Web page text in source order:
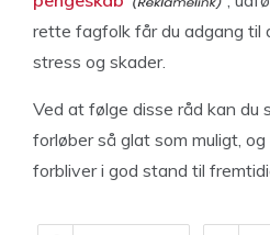
rette fagfolk får du adgang til
stress og skader.
Ved at følge disse råd kan du
forløber så glat som muligt,
forbliver i god stand til